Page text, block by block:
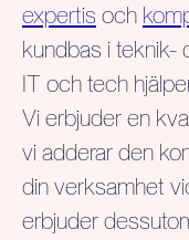
expertis och
kundbas i teknik-
IT och tech
Vi erbjuder en
vi adderar den
din verksamhet
erbjuder